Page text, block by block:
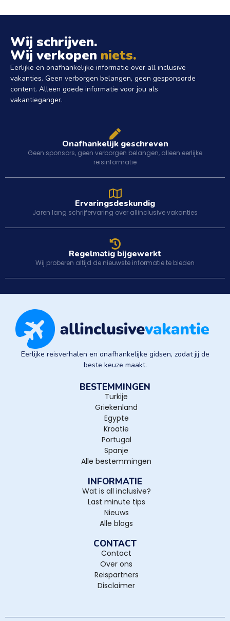
Wij schrijven.
Wij verkopen niets.
Eerlijke en onafhankelijke informatie over all inclusive
vakanties. Geen verborgen belangen, geen gesponsorde
content. Alleen goede informatie voor jou als
vakantieganger.
Onafhankelijk geschreven
Geen sponsors, geen verborgen belangen, alleen eerlijke
reisinformatie
Ervaringsdeskundig
Jaren lang schrijfervaring over allinclusive vakanties
Regelmatig bijgewerkt
Wij proberen altijd de nieuwste informatie te bieden
Eerlijke reisverhalen en onafhankelijke gidsen, zodat jij de
beste keuze maakt.
BESTEMMINGEN
Turkije
Griekenland
Egypte
Kroatië
Portugal
Spanje
Alle bestemmingen
INFORMATIE
Wat is all inclusive?
Last minute tips
Nieuws
Alle blogs
CONTACT
Contact
Over ons
Reispartners
Disclaimer